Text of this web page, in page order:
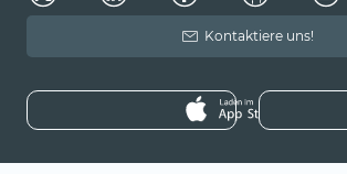
Kontaktiere uns!